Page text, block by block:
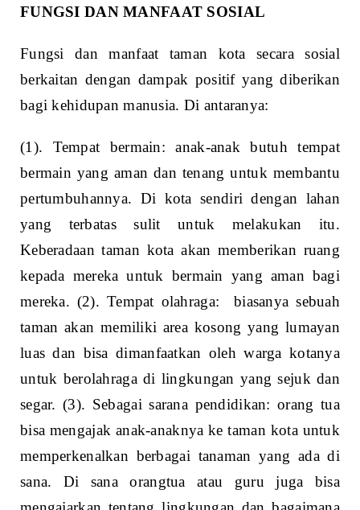
FUNGSI DAN MANFAAT SOSIAL
Fungsi dan manfaat taman kota secara sosial
berkaitan dengan dampak positif yang diberikan
bagi kehidupan manusia. Di antaranya:
(1). Tempat bermain: anak-anak butuh tempat
bermain yang aman dan tenang untuk membantu
pertumbuhannya. Di kota sendiri dengan lahan
yang terbatas sulit untuk melakukan itu.
Keberadaan taman kota akan memberikan ruang
kepada mereka untuk bermain yang aman bagi
mereka. (2). Tempat olahraga: biasanya sebuah
taman akan memiliki area kosong yang lumayan
luas dan bisa dimanfaatkan oleh warga kotanya
untuk berolahraga di lingkungan yang sejuk dan
segar. (3). Sebagai sarana pendidikan: orang tua
bisa mengajak anak-anaknya ke taman kota untuk
memperkenalkan berbagai tanaman yang ada di
sana. Di sana orangtua atau guru juga bisa